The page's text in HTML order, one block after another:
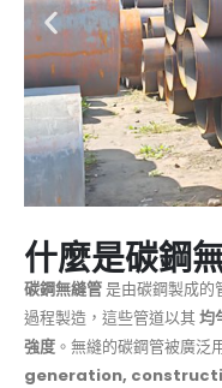
什麼是碳鋼
碳鋼無縫管是由碳鋼製成的
過程製造，這些管道以其均
強度 。無縫的碳鋼管被廣泛
generation,